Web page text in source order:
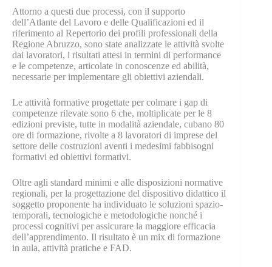
Attorno a questi due processi, con il supporto
dell’Atlante del Lavoro e delle Qualificazioni ed il
riferimento al Repertorio dei profili professionali della
Regione Abruzzo, sono state analizzate le attività svolte
dai lavoratori, i risultati attesi in termini di performance
e le competenze, articolate in conoscenze ed abilità,
necessarie per implementare gli obiettivi aziendali.
Le attività formative progettate per colmare i gap di
competenze rilevate sono 6 che, moltiplicate per le 8
edizioni previste, tutte in modalità aziendale, cubano 80
ore di formazione, rivolte a 8 lavoratori di imprese del
settore delle costruzioni aventi i medesimi fabbisogni
formativi ed obiettivi formativi.
Oltre agli standard minimi e alle disposizioni normative
regionali, per la progettazione del dispositivo didattico il
soggetto proponente ha individuato le soluzioni spazio-
temporali, tecnologiche e metodologiche nonché i
processi cognitivi per assicurare la maggiore efficacia
dell’apprendimento. Il risultato è un mix di formazione
in aula, attività pratiche e FAD.